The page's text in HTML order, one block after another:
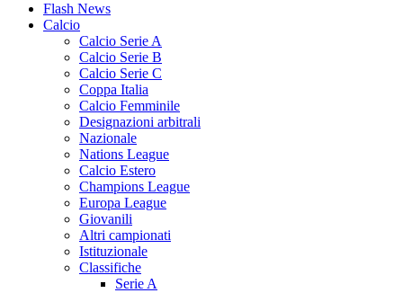
Flash News
Calcio
Calcio Serie A
Calcio Serie B
Calcio Serie C
Coppa Italia
Calcio Femminile
Designazioni arbitrali
Nazionale
Nations League
Calcio Estero
Champions League
Europa League
Giovanili
Altri campionati
Istituzionale
Classifiche
Serie A